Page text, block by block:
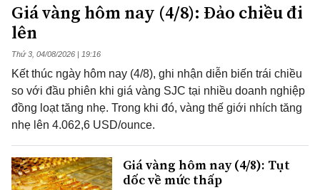
Giá vàng hôm nay (4/8): Đảo chiều đi
lên
Thứ 3, 04/08/2026 | 19:16
Kết thúc ngày hôm nay (4/8), ghi nhận diễn biến trái chiều
so với đầu phiên khi giá vàng SJC tại nhiều doanh nghiệp
đồng loạt tăng nhẹ. Trong khi đó, vàng thế giới nhích tăng
nhẹ lên 4.062,6 USD/ounce.
Giá vàng hôm nay (4/8): Tụt
dốc về mức thấp